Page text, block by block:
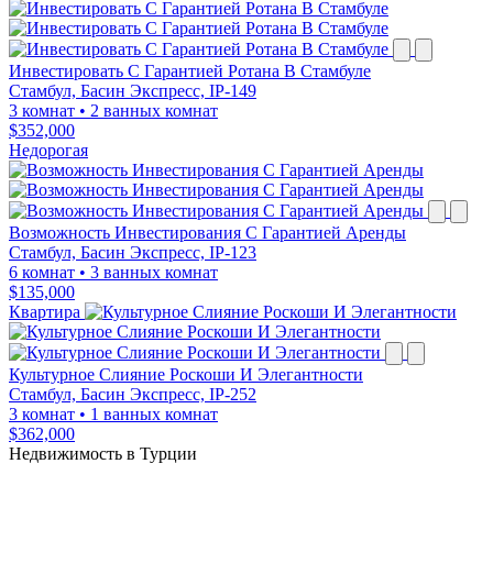
Инвестировать С Гарантией Ротана В Стамбуле
Стамбул, Басин Экспресс, IP-149
3 комнат • 2 ванных комнат
$352,000
Недорогая
Возможность Инвестирования С Гарантией Аренды
Стамбул, Басин Экспресс, IP-123
6 комнат • 3 ванных комнат
$135,000
Квартира
Культурное Слияние Роскоши И Элегантности
Стамбул, Басин Экспресс, IP-252
3 комнат • 1 ванных комнат
$362,000
Недвижимость в Турции